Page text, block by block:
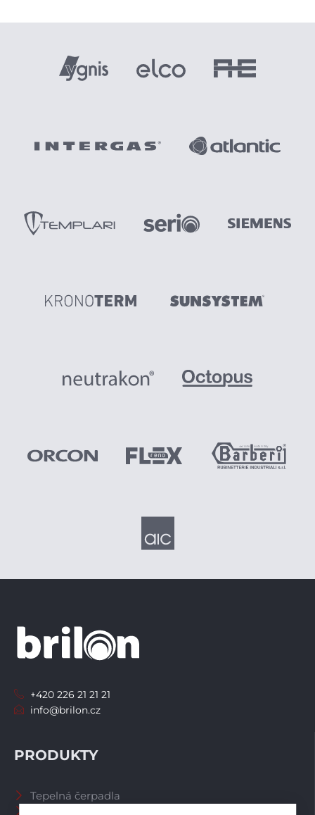
PRODUKTY
Tepelná čerpadla
+420 226 21 21 21
info@brilon.cz